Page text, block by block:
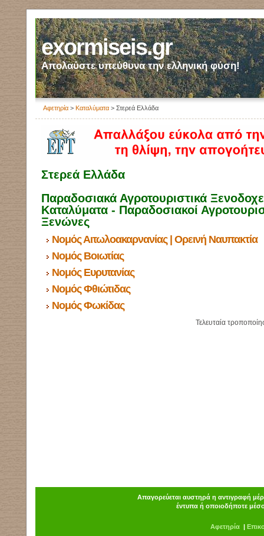
exormiseis.gr
Απολαύστε υπεύθυνα την ελληνική φύση!
Αφετηρία > Καταλύματα > Στερεά Ελλάδα
Στερεά Ελλάδα
Παραδοσιακά Αγροτουριστικά
Καταλύματα - Παραδοσιακοί
Ξενώνες
Νομός Αιτωλοακαρνανίας | Ορεινή Ναυπακτία
Νομός Βοιωτίας
Νομός Ευρυτανίας
Νομός Φθιώτιδας
Νομός Φωκίδας
Τελευταία
Απαγορεύεται αυστηρά η αντιγραφή
έντυπα ή οποιοδήποτε
Αφετηρία|